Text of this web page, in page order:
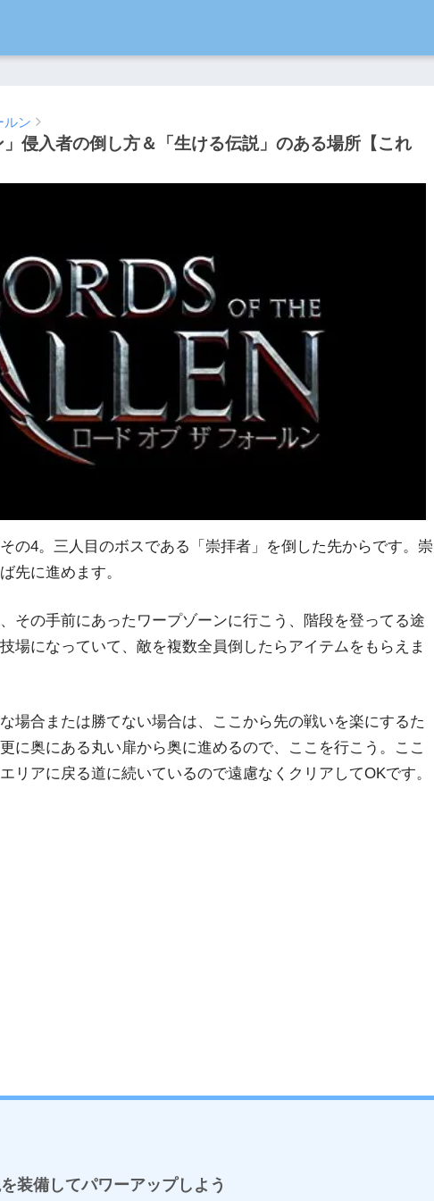
ルン
」侵入者の倒し方＆「生ける伝説」のある場所【これ
の4。三人目のボスである「崇拝者」を倒した先からです。崇
先に進めます。
その手前にあったワープゾーンに行こう、階段を登ってる途
場になっていて、敵を複数全員倒したらアイテムをもらえま
場合または勝てない場合は、ここから先の戦いを楽にするた
に奥にある丸い扉から奥に進めるので、ここを行こう。ここ
リアに戻る道に続いているので遠慮なくクリアしてOKです。
装備してパワーアップしよう